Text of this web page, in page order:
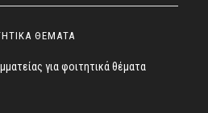
ΘΕΜΑΤΑ
για φοιτητικά θέματα